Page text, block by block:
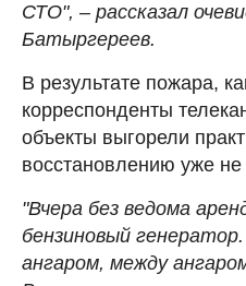
СТО", – рассказал
Батыргереев.
В результате пожара,
корреспонденты
объекты выгорели
восстановлению уже
"Вчера без ведома
бензиновый
ангаром, между